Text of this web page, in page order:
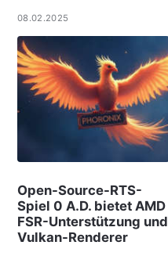
08.02.2025
Open-Source-RTS-
Spiel 0 A.D. bietet AMD
FSR-Unterstützung und
Vulkan-Renderer